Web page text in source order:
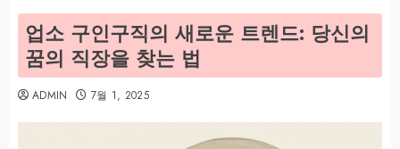
업소 구인구직의 새로운 트렌드: 당신의
꿈의 직장을 찾는 법
ADMIN 7월 1, 2025